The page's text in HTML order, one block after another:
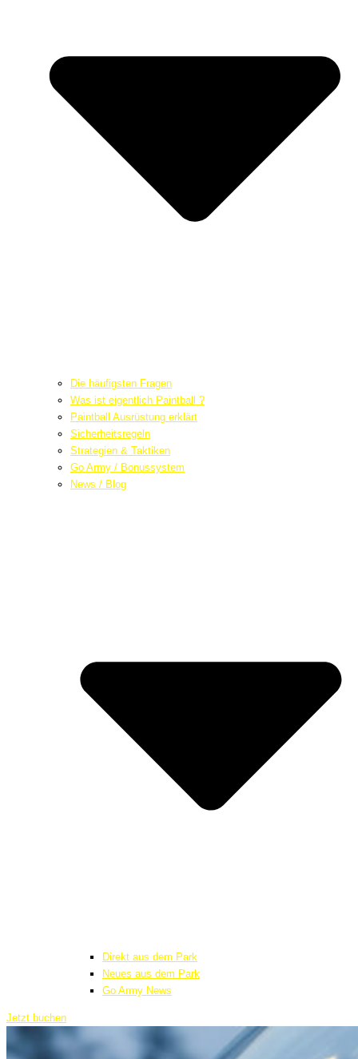
Die häufigsten Fragen
Was ist eigentlich Paintball ?
Paintball Ausrüstung erklärt
Sicherheitsregeln
Strategien & Taktiken
Go Army / Bonussystem
News / Blog
Direkt aus dem Park
Neues aus dem Park
Go Army News
Jetzt buchen